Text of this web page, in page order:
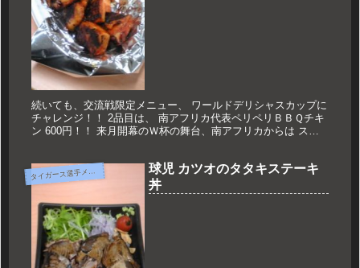
続いても、交流戦限定メニュー、 ワールドデリシャスカップに
チャレンジ！！ 2品目は、 南アフリカ代表ペリペリＢＢＱチキ
ン 600円！！ 来月開幕のＷ杯の舞台、南アフリカからは スパ
タ
イガース選手メニュー
球児 カツオのタタキステーキ
丼